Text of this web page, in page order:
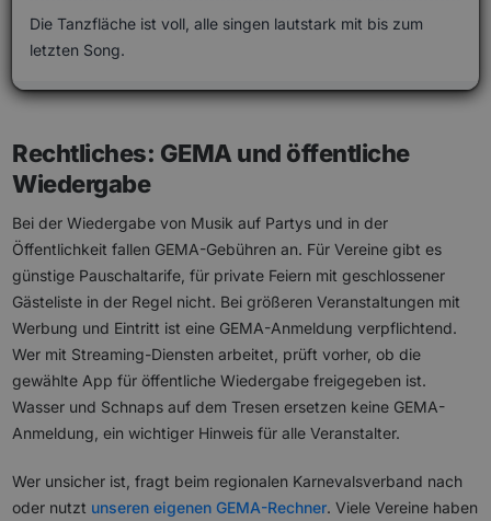
Die Tanzfläche ist voll, alle singen lautstark mit bis zum
letzten Song.
Rechtliches: GEMA und öffentliche
Wiedergabe
Bei der Wiedergabe von Musik auf Partys und in der
Öffentlichkeit fallen GEMA-Gebühren an. Für Vereine gibt es
günstige Pauschaltarife, für private Feiern mit geschlossener
Gästeliste in der Regel nicht. Bei größeren Veranstaltungen mit
Werbung und Eintritt ist eine GEMA-Anmeldung verpflichtend.
Wer mit Streaming-Diensten arbeitet, prüft vorher, ob die
gewählte App für öffentliche Wiedergabe freigegeben ist.
Wasser und Schnaps auf dem Tresen ersetzen keine GEMA-
Anmeldung, ein wichtiger Hinweis für alle Veranstalter.
Wer unsicher ist, fragt beim regionalen Karnevalsverband nach
oder nutzt unseren eigenen GEMA-Rechner. Viele Vereine haben